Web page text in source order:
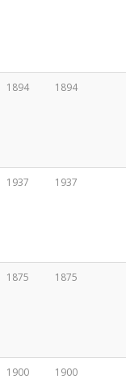
1894 1894
1937 1937
1875 1875
1900 1900